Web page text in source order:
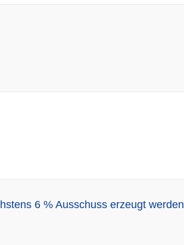
6 % Ausschuss erzeugt werden